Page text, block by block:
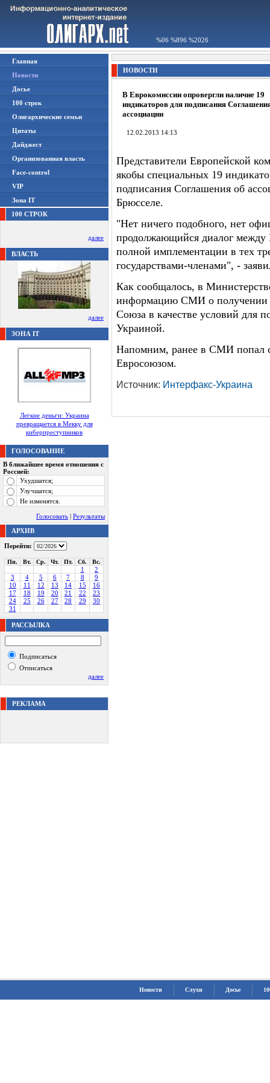
%06 %896 %2026
Главная
Новости
Досье
100 строк
Олигархические семьи
Цитаты
Дайджест
Организованная власть
Face-control
VIP
Зона IT
100 СТРОК
далее
ВЛАСТЬ
далее
ЗОНА IT
Легкие деньги: Украина
превращается в Мекку для
киберпреступников
ГОЛОСОВАНИЕ
В ближайшее время отношения с
Россией:
Ухудшатся;
Улучшатся;
Не изменятся.
Голосовать | Результаты
АРХИВ
Перейти:
Пн. Вт. Ср. Чт. Пт. Сб. Вс.
1
2
3
4 5 6 7 8
9
10
11 12 13 14 15
16
17
18 19 20 21 22
23
24
25 26 27 28 29
30
31
РАССЫЛКА
Подписаться
Отписаться
далее
РЕКЛАМА
НОВОСТИ
В Еврокомиссии опровергли наличие 19
индикаторов для подписания
ассоциации
12.02.2013 14:13
Представители Европейской
якобы специальных 19
подписания Соглашения об
Брюсселе.
"Нет ничего подобного, нет
продолжающийся диалог между
полной имплементации в тех
государствами-членами", -
Как сообщалось, в
информацию СМИ о получении
Союза в качестве условий для
Украиной.
Напомним, ранее в СМИ попал
Евросоюзом.
Источник: Интерфакс-Украина
Новости Слухи Досье